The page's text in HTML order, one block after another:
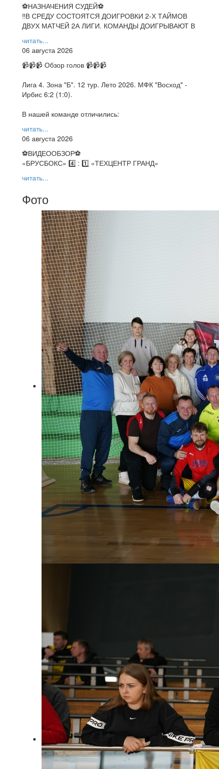
⚽НАЗНАЧЕНИЯ СУДЕЙ⚽
‼В СРЕДУ СОСТОЯТСЯ ДОИГРОВКИ 2-Х ТАЙМОВ
ДВУХ МАТЧЕЙ 2А ЛИГИ. КОМАНДЫ ДОИГРЫВАЮТ В
читать...
06 августа 2026
📹📹📹 Обзор голов 📹📹📹
Лига 4. Зона "Б". 12 тур. Лето 2026. МФК "Восход" -
Ирбис 6:2 (1:0).
В нашей команде отличились:
читать...
06 августа 2026
⚽️ВИДЕООБЗОР⚽️
«БРУСБОКС» 4️⃣ : 1️⃣ «ТЕХЦЕНТР ГРАНД»
читать...
Фото